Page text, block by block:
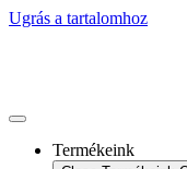
Ugrás a tartalomhoz
Termékeink